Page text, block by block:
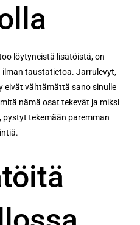
löytyneistä lisätöistä, on
taustatietoa. Jarrulevyt,
eivät välttämättä sano sinulle
nämä osat tekevät ja miksi
tekemään paremman